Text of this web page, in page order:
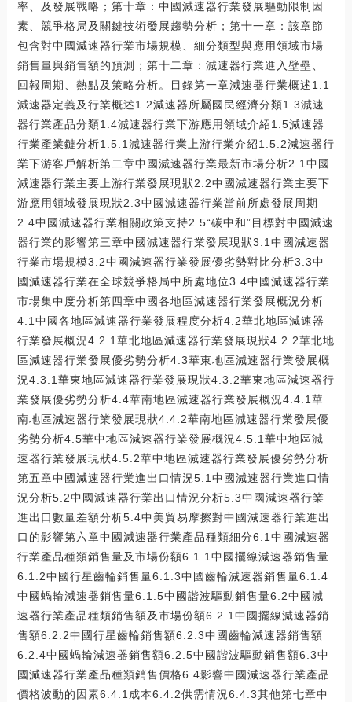
率、及發展戰略；第十章：中國減速器行業發展驅動限制因
素、競爭格局及關鍵技術發展趨勢分析；第十一章：該章節
包含對中國減速器行業市場規模、細分類型與應用領域市場
銷售量與銷售額的預測；第十二章：減速器行業進入壁壘、
回報周期、熱點及策略分析。目錄第一章減速器行業概述1.1
減速器定義及行業概述1.2減速器所屬國民經濟分類1.3減速
器行業產品分類1.4減速器行業下游應用領域介紹1.5減速器
行業產業鏈分析1.5.1減速器行業上游行業介紹1.5.2減速器行
業下游客戶解析第二章中國減速器行業最新市場分析2.1中國
減速器行業主要上游行業發展現狀2.2中國減速器行業主要下
游應用領域發展現狀2.3中國減速器行業當前所處發展周期
2.4中國減速器行業相關政策支持2.5“碳中和”目標對中國減速
器行業的影響第三章中國減速器行業發展現狀3.1中國減速器
行業市場規模3.2中國減速器行業發展優劣勢對比分析3.3中
國減速器行業在全球競爭格局中所處地位3.4中國減速器行業
市場集中度分析第四章中國各地區減速器行業發展概況分析
4.1中國各地區減速器行業發展程度分析4.2華北地區減速器
行業發展概況4.2.1華北地區減速器行業發展現狀4.2.2華北地
區減速器行業發展優劣勢分析4.3華東地區減速器行業發展概
況4.3.1華東地區減速器行業發展現狀4.3.2華東地區減速器行
業發展優劣勢分析4.4華南地區減速器行業發展概況4.4.1華
南地區減速器行業發展現狀4.4.2華南地區減速器行業發展優
劣勢分析4.5華中地區減速器行業發展概況4.5.1華中地區減
速器行業發展現狀4.5.2華中地區減速器行業發展優劣勢分析
第五章中國減速器行業進出口情況5.1中國減速器行業進口情
況分析5.2中國減速器行業出口情況分析5.3中國減速器行業
進出口數量差額分析5.4中美貿易摩擦對中國減速器行業進出
口的影響第六章中國減速器行業產品種類細分6.1中國減速器
行業產品種類銷售量及市場份額6.1.1中國擺線減速器銷售量
6.1.2中國行星齒輪銷售量6.1.3中國齒輪減速器銷售量6.1.4
中國蝸輪減速器銷售量6.1.5中國諧波驅動銷售量6.2中國減
速器行業產品種類銷售額及市場份額6.2.1中國擺線減速器銷
售額6.2.2中國行星齒輪銷售額6.2.3中國齒輪減速器銷售額
6.2.4中國蝸輪減速器銷售額6.2.5中國諧波驅動銷售額6.3中
國減速器行業產品種類銷售價格6.4影響中國減速器行業產品
價格波動的因素6.4.1成本6.4.2供需情況6.4.3其他第七章中